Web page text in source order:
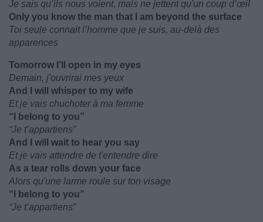
Je sais qu’ils nous voient, mais ne jettent qu'un coup d’œil
Only you know the man that I am beyond the surface
Toi seule connait l’homme que je suis, au-delà des
apparences
Tomorrow I’ll open in my eyes
Demain, j'ouvrirai mes yeux
And I will whisper to my wife
Et je vais chuchoter à ma femme
“I belong to you”
“Je t’appartiens”
And I will wait to hear you say
Et je vais attendre de t'entendre dire
As a tear rolls down your face
Alors qu'une larme roule sur ton visage
“I belong to you”
“Je t’appartiens”